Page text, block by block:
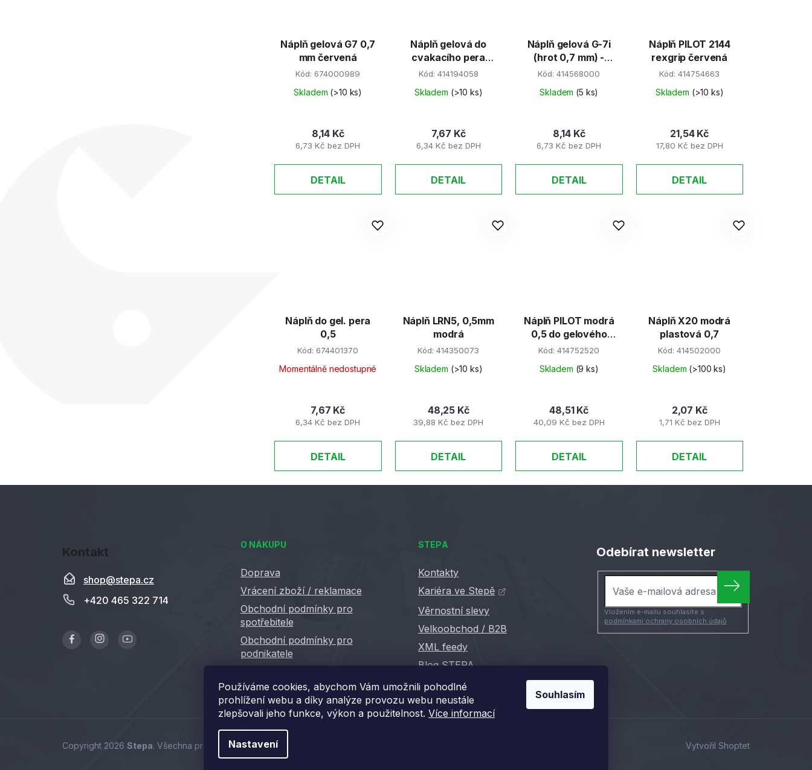
Používáme cookies, abychom Vám umožnili pohodlné
prohlížení webu a díky analýze provozu webu neustále
zlepšovali jeho funkce, výkon a použitelnost. Více informací
Nastavení
Souhlasím
Náplň gelová G7 0,7
mm červená
Kód:674000989
Skladem (>10 ks)
6,73 Kč bez DPH
8,14 Kč
DETAIL
Náplň gelová do
cvakacího pera
0,5mm červená
Kód: 414194058
Skladem (>10 ks)
6,34 Kč bez DPH
7,67 Kč
DETAIL
Náplň gelová G-7i
(hrot 0,7 mm) -
modrá
Kód:414568000
Skladem (5 ks)
6,73 Kč bez DPH
8,14 Kč
DETAIL
Náplň PILOT 2144
rexgrip červená
Kód:414754663
Skladem (>10 ks)
17,80 Kč bez DPH
21,54 Kč
DETAIL
Náplň do gel. pera
0,5
Kód:674401370
Momentálně nedostupné
6,34 Kč bez DPH
7,67 Kč
DETAIL
Náplň LRN5, 0,5mm
modrá
Kód:414350073
Skladem (>10 ks)
39,88 Kč bez DPH
48,25 Kč
DETAIL
Náplň PILOT modrá
0,5 do gelového
pera G2
Kód:414752520
Skladem (9 ks)
40,09 Kč bez DPH
48,51 Kč
DETAIL
Náplň X20 modrá
plastová 0,7
Kód:414502000
Skladem (>100 ks)
1,71 Kč bez DPH
2,07 Kč
DETAIL
Kontakt
shop@stepa.cz
+420 465 322 714
O NÁKUPU
Doprava
Vrácení zboží / reklamace
Obchodní podmínky pro
spotřebitele
Obchodní podmínky pro
podnikatele
STEPA
Kontakty
Kariéra ve Stepě
Věrnostní slevy
Velkoobchod / B2B
XML feedy
Blog STEPA
Odebírat newsletter
Vložením e-mailu souhlasíte s
podmínkami ochrany osobních údajů
Vytvořil Shoptet
Copyright 2026 Stepa. Všechna práva vyhrazena.